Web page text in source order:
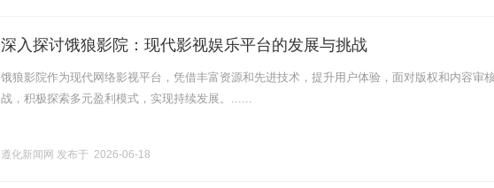
深入探讨饿狼影院：现代影视娱乐平台的发展与挑战
饿狼影院作为现代网络影视平台，凭借丰富资源和先进技术，提升用户体验，面对版权和内容审
战，积极探索多元盈利模式，实现持续发展。......
遵化新闻网 发布于 2026-06-18